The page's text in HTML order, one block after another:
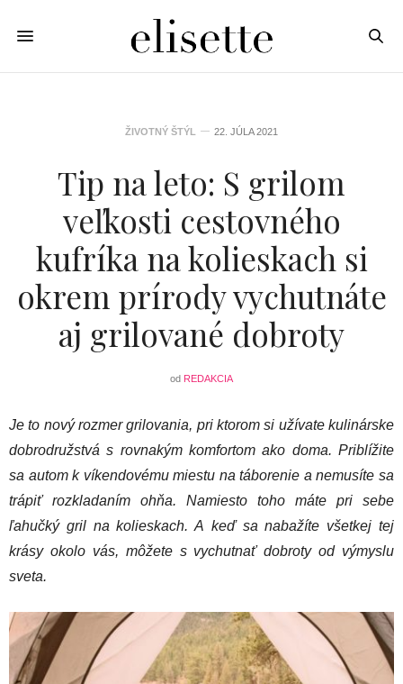
ŽIVOTNÝ ŠTÝL 22. JÚLA 2021
Tip na leto: S grilom
veľkosti cestovného
kufríka na kolieskach si
okrem prírody vychutnáte
aj grilované dobroty
od REDAKCIA
Je to nový rozmer grilovania, pri ktorom si užívate kulinárske
dobrodružstvá s rovnakým komfortom ako doma. Priblížite
sa autom k víkendovému miestu na táborenie a nemusíte sa
trápiť rozkladaním ohňa. Namiesto toho máte pri sebe
ľahučký gril na kolieskach. A keď sa nabažíte všetkej tej
krásy okolo vás, môžete s vychutnať dobroty od výmyslu
sveta.